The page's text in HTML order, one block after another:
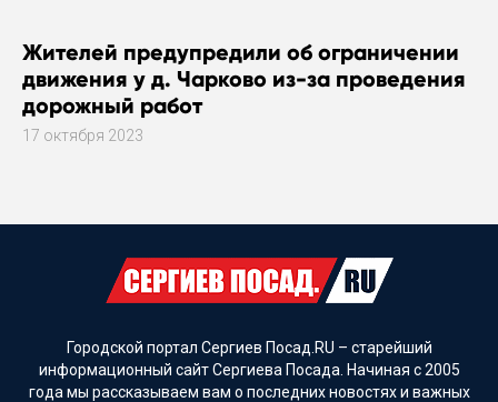
Жителей предупредили об ограничении
движения у д. Чарково из-за проведения
дорожный работ
17 октября 2023
Городской портал Сергиев Посад.RU – старейший
информационный сайт Сергиева Посада. Начиная с 2005
года мы рассказываем вам о последних новостях и важных